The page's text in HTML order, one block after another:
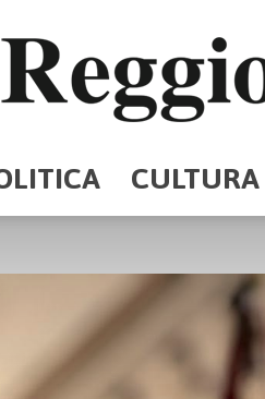
CULTURA